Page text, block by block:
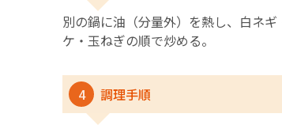
別の鍋に油（分量外）を熱し、白ネ
ケ・玉ねぎの順で炒める。
4 調理手順